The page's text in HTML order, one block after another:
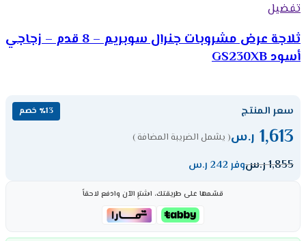
تفضيل
ثلاجة عرض مشروبات جنرال سوبريم – 8 قدم – زجاجي
أسود GS230XB
سعر المنتج ٪13 خصم
1,613 ر.س( يشمل الضريبة المضافة )
1,855ر.سوفر 242 ر.س
قسّمها على طريقتك، اشترِ الآن وادفع لاحقاً